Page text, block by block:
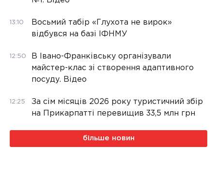
13:10
Восьмий табір «Глухота не вирок»
відбувся на базі ІФНМУ
12:50
В Івано-Франківську організували
майстер-клас зі створення адаптивного
посуду. Відео
12:25
За сім місяців 2026 року туристичний збір
на Прикарпатті перевищив 33,5 млн грн
більше новин